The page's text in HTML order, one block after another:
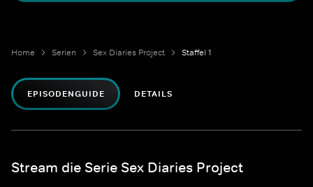
Home Serien Sex Diaries Project Staffel 1
EPISODENGUIDE DETAILS
Stream die Serie Sex Diaries Project